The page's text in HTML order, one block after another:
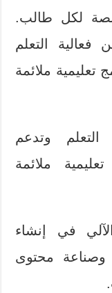
لكل طالب.
التعلم
تعليمية ملائمة
وتدعم
ملائمة
في إنشاء
وصناعة محتوى